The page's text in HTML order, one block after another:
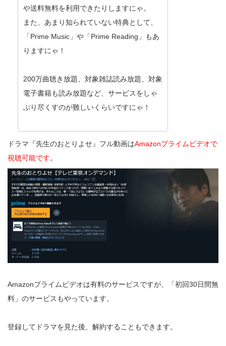
や送料無料を利用できたりしますにゃ。
また、あまり知られていない特典として、
「Prime Music」や「Prime Reading」もあ
りますにゃ！
200万曲聴き放題、対象雑誌読み放題、対象
電子書籍も読み放題など、サービスをしゃ
ぶり尽くすのが難しいくらいですにゃ！
ドラマ『先生のおとりよせ』フル動画はAmazonプライムビデオで
視聴可能です。
Amazonプライムビデオは有料のサービスですが、「初回30日間無
料」のサービスもやっています。
登録してドラマを見た後、解約することもできます。